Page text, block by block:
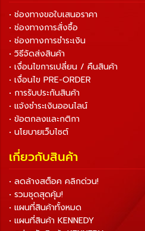
• ช่องทางขอใบเสนอราคา
• ช่องทางการสั่งซื้อ
• ช่องทางการชำระเงิน
• วิธีจัดส่งสินค้า
• เงื่อนไขการเปลี่ยน / คืนสินค้า
• เงื่อนไข PRE-ORDER
• การรับประกันสินค้า
• แจ้งชำระเงินออนไลน์
• ข้อตกลงและกติกา
• นโยบายเว็บไซต์
เกี่ยวกับสินค้า
• ลดล้างสต็อค คลิกด่วน!
• รวมชุดสุดคุ้ม!
• แผนที่สินค้าทั้งหมด
• แผนที่สินค้า KENNEDY